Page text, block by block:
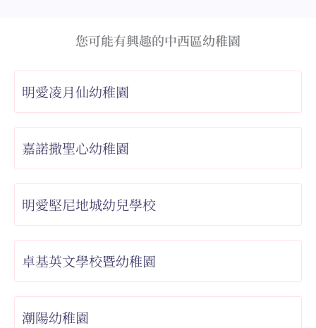
您可能有興趣的中西區幼稚園
明愛凌月仙幼稚園
嘉諾撒聖心幼稚園
明愛堅尼地城幼兒學校
卓基英文學校暨幼稚園
潮陽幼稚園